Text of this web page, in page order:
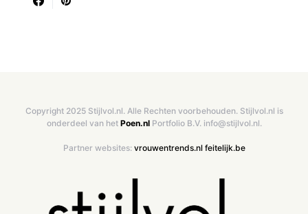
Copyright 2025 Stijlvol.nl. Alle Rechten voorbehouden. Stijlvol.nl is
onderdeel van het Poen.nlPortfolio B.V. info@stijlvol.nl.
Partner websites: vrouwentrends.nl feitelijk.be